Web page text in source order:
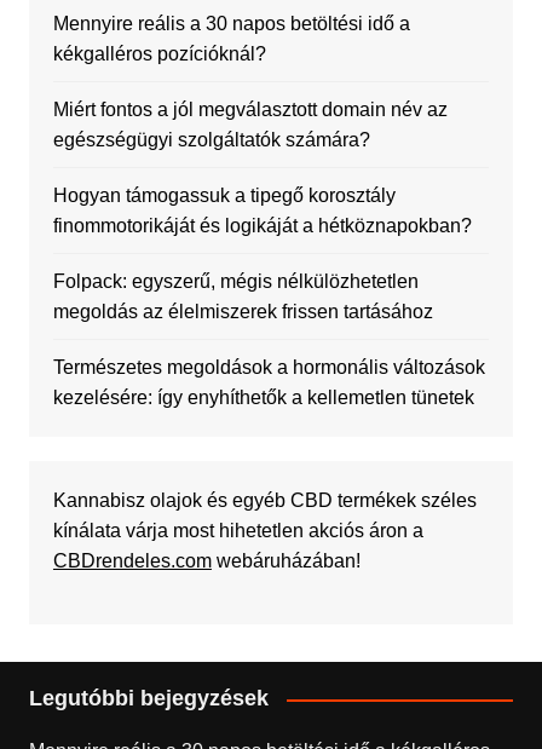
Mennyire reális a 30 napos betöltési idő a
kékgalléros pozícióknál?
Miért fontos a jól megválasztott domain név az
egészségügyi szolgáltatók számára?
Hogyan támogassuk a tipegő korosztály
finommotorikáját és logikáját a hétköznapokban?
Folpack: egyszerű, mégis nélkülözhetetlen
megoldás az élelmiszerek frissen tartásához
Természetes megoldások a hormonális változások
kezelésére: így enyhíthetők a kellemetlen tünetek
Kannabisz olajok és egyéb CBD termékek széles
kínálata várja most hihetetlen akciós áron a
CBDrendeles.comwebáruházában!
Legutóbbi bejegyzések